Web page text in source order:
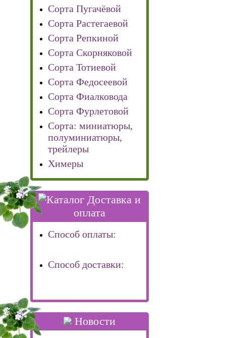
Сорта Пугачёвой
Сорта Растегаевой
Сорта Репкиной
Сорта Скорняковой
Сорта Тотиевой
Сорта Федосеевой
Сорта Фиалковода
Сорта Фурлетовой
Сорта: миниатюры,
полуминиатюры,
трейлеры
Химеры
Доставка и
оплата
Способ оплаты:
Способ доставки:
Новости